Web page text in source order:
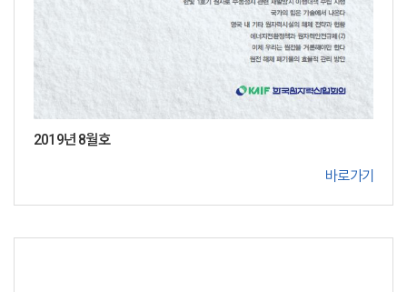
2019년 8월호
바로가기